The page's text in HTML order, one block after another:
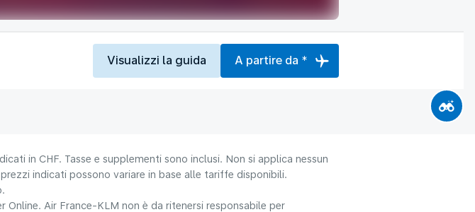
Visualizzi la guida A partire da *
in CHF. Tasse e supplementi sono inclusi. Non si applica nessun
indicati possono variare in base alle tariffe disponibili.
Air France-KLM non è da ritenersi responsabile per